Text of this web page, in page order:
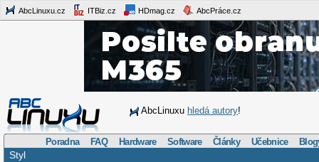
AbcLinuxu.cz ITBiz.cz HDmag.cz AbcPráce.cz
AbcLinuxu hledá autory!
Poradna FAQ Hardware Software Články Učebnice
Styl